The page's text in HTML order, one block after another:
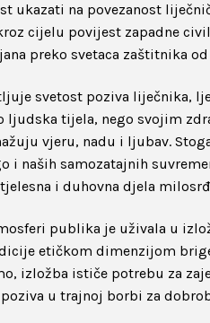
ukazati na povezanost
cijelu povijest zapadne
preko svetaca zaštitnika
svetost poziva liječnika,
ljudska tijela, nego svojim
vjeru, nadu i ljubav.
i naših samozatajnih
i duhovna djela
publika je uživala u
etičkom dimenzijom
izložba ističe potrebu za
u trajnoj borbi za